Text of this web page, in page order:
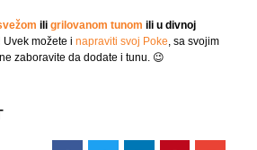
ili grilovanom tunom ili u divnoj
Uvek možete i napraviti svoj Poke, sa svojim
zaboravite da dodate i tunu. 😉